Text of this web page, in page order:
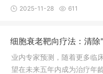
中的线粒
2025-11-28 611
细胞衰老靶向疗法：清
业内专家预测，随着更多临
望在未来五年内成为治疗年